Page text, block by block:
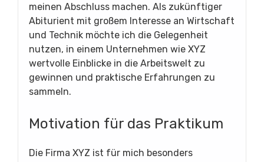
meinen Abschluss machen. Als zukünftiger
Abiturient mit großem Interesse an Wirtschaft
und Technik möchte ich die Gelegenheit
nutzen, in einem Unternehmen wie XYZ
wertvolle Einblicke in die Arbeitswelt zu
gewinnen und praktische Erfahrungen zu
sammeln.
Motivation für das Praktikum
Die Firma XYZ ist für mich besonders